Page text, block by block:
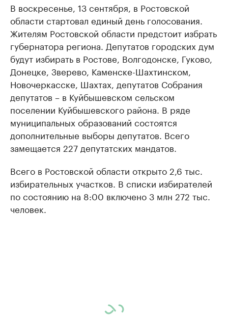
В воскресенье, 13 сентября, в Ростовской
области стартовал единый день голосования.
Жителям Ростовской области предстоит избрать
губернатора региона. Депутатов городских дум
будут избирать в Ростове, Волгодонске, Гуково,
Донецке, Зверево, Каменске-Шахтинском,
Новочеркасске, Шахтах, депутатов Собрания
депутатов – в Куйбышевском сельском
поселении Куйбышевского района. В ряде
муниципальных образований состоятся
дополнительные выборы депутатов. Всего
замещается 227 депутатских мандатов.
Всего в Ростовской области открыто 2,6 тыс.
избирательных участков. В списки избирателей
по состоянию на 8:00 включено 3 млн 272 тыс.
человек.